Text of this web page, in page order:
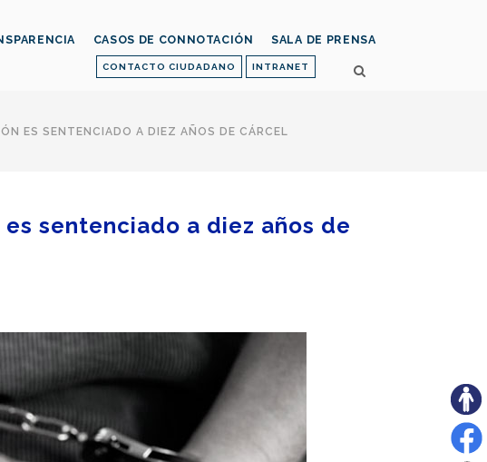
CONTACTO CIUDADANO INTRANET
CASOS DE CONNOTACIÓN SALA DE PRENSA
ES SENTENCIADO A DIEZ AÑOS DE CÁRCEL
sentenciado a diez años de